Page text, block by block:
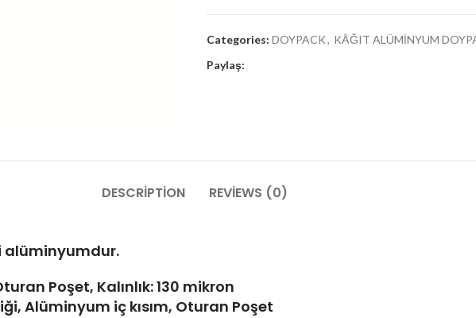
Categories: DOYPACK, KÂĞIT ALÜMİNYUM
Paylaş:
DESCRIPTION REVIEWS (0)
alüminyumdur.
Poşet, Kalınlık: 130 mikron
Alüminyum iç kısım, Oturan Poşet